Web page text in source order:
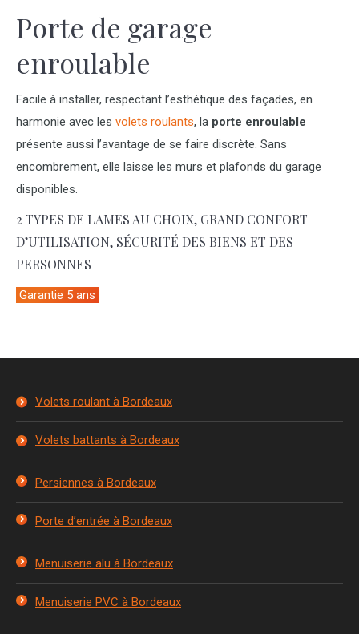
Porte de garage
enroulable
Facile à installer, respectant l’esthétique des façades, en
harmonie avec les volets roulants, la porte enroulable
présente aussi l’avantage de se faire discrète. Sans
encombrement, elle laisse les murs et plafonds du garage
disponibles.
2 TYPES DE LAMES AU CHOIX, GRAND CONFORT
D’UTILISATION, SÉCURITÉ DES BIENS ET DES
PERSONNES
Garantie 5 ans
Volets roulant à Bordeaux
Volets battants à Bordeaux
Persiennes à Bordeaux
Porte d’entrée à Bordeaux
Menuiserie alu à Bordeaux
Menuiserie PVC à Bordeaux